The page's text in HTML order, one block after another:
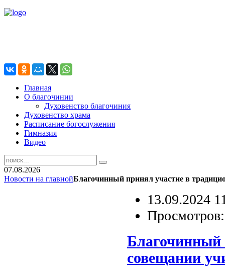
Главная
О благочинии
Духовенство благочиния
Духовенство храма
Расписание богослужения
Гимназия
Видео
07.08.2026
Новости на главнойБлагочинный принял участие в
13.09.2024
Благочинный
совещании